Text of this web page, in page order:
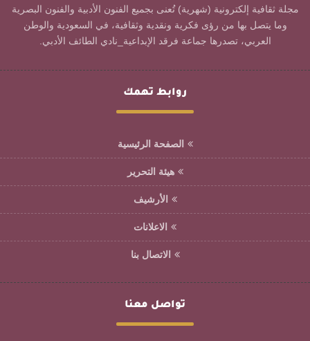
مجلة ثقافية إلكترونية (شهرية) تُعنى بجميع الفنون الأدبية والفنون البصرية
وما يتصل بها من رؤى فكرية ونقدية وثقافية، في السعودية والوطن
العربي، تصدرها جماعة فرقد الإبداعية_نادي الطائف الأدبي.
روابط تهمك
الصفحة الرئيسية
هيئة التحرير
الأرشيف
الاعلانات
الاتصال بنا
تواصل معنا